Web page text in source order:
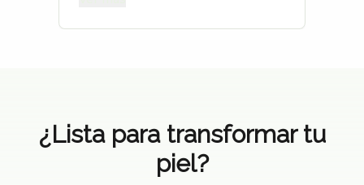
¿Lista para transformar tu
piel?